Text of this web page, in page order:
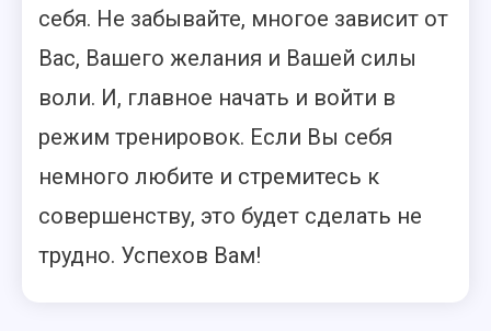
себя. Не забывайте, многое зависит от
Вас, Вашего желания и Вашей силы
воли. И, главное начать и войти в
режим тренировок. Если Вы себя
немного любите и стремитесь к
совершенству, это будет сделать не
трудно. Успехов Вам!